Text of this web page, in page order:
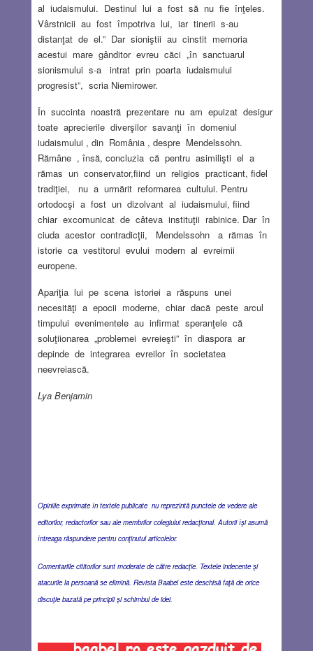
al iudaismului. Destinul lui a fost să nu fie înţeles.
Vârstnicii au fost împotriva lui, iar tinerii s-au
distanţat de el.” Dar sioniştii au cinstit memoria
acestui mare gânditor evreu căci „în sanctuarul
sionismului s-a intrat prin poarta iudaismului
progresist”, scria Niemirower.
În succinta noastră prezentare nu am epuizat desigur
toate aprecierile diverşilor savanţi în domeniul
iudaismului , din România , despre Mendelssohn.
Rămâne , însă, concluzia că pentru asimilişti el a
rămas un conservator,fiind un religios practicant, fidel
tradiţiei, nu a urmărit reformarea cultului. Pentru
ortodocşi a fost un dizolvant al iudaismului, fiind
chiar excomunicat de câteva instituţii rabinice. Dar în
ciuda acestor contradicţii, Mendelssohn a rămas în
istorie ca vestitorul evului modern al evreimii
europene.
Apariţia lui pe scena istoriei a răspuns unei
necesităţi a epocii moderne, chiar dacă peste arcul
timpului evenimentele au infirmat speranţele că
soluţiionarea „problemei evreieşti” în diaspora ar
depinde de integrarea evreilor în societatea
neevreiască.
Lya Benjamin
Opiniile exprimate în textele publicate nu reprezintă punctele de vedere ale
editorilor, redactorilor sau ale membrilor colegiului redacţional. Autorii îşi asumă
întreaga răspundere pentru conţinutul articolelor.
Comentariile cititorilor sunt moderate de către redacţie. Textele indecente şi
atacurile la persoană se elimină. Revista Baabel este deschisă faţă de orice
discuţie bazată pe principii şi schimbul de idei.